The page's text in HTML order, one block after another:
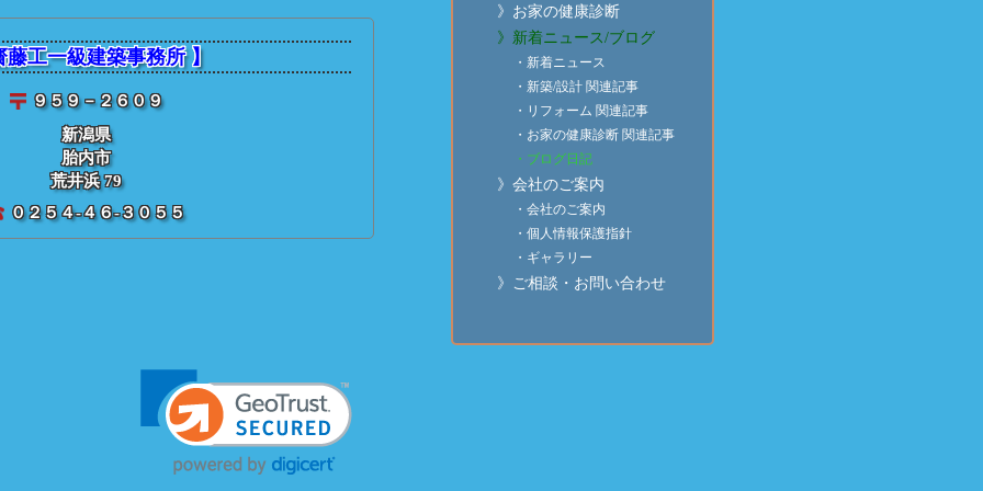
藤工一級建築事務所 】
９５９－２６０９
新潟県
胎内市
荒井浜 79
０２５４-４６-３０５５
》お家の健康診断
》新着ニュース/ブログ
・新着ニュース
・新築/設計 関連記事
・リフォーム 関連記事
・お家の健康診断 関連記事
・ブログ日記
》会社のご案内
・会社のご案内
・個人情報保護指針
・ギャラリー
》ご相談・お問い合わせ